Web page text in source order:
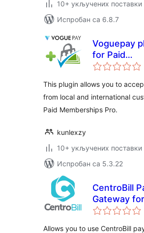
10+ укључених поставки
Испробан са 6.8.7
Voguepay
for Paid
This plugin allows you to
from local and international
Paid Memberships Pro.
kunlexzy
10+ укључених поставки
Испробан са 5.3.22
CentroBill
Gateway for
Allows you to use CentroBill